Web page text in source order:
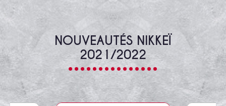
NOUVEAUTÉS NIKKEÏ
2021/2022